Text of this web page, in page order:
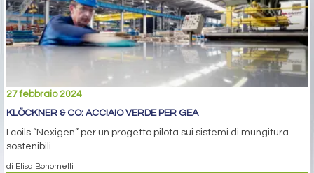
27 febbraio 2024
KLÖCKNER & CO: ACCIAIO VERDE PER GEA
I coils “Nexigen” per un progetto pilota sui sistemi di mungitura
sostenibili
di Elisa Bonomelli